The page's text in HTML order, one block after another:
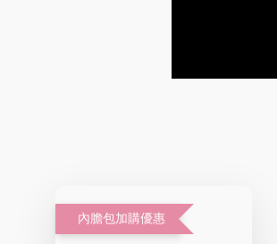
內膽包加購優惠